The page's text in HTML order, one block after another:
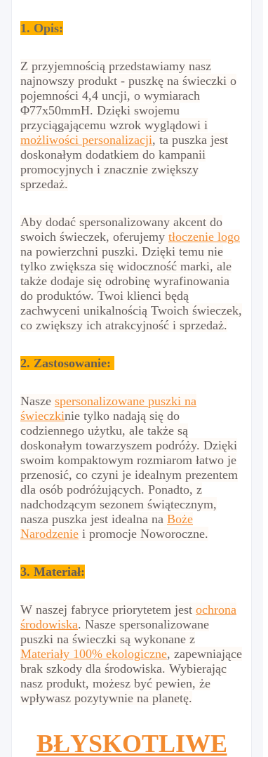
1. Opis:
Z przyjemnością przedstawiamy nasz
najnowszy produkt - puszkę na świeczki o
pojemności 4,4 uncji, o wymiarach
Φ77x50mmH. Dzięki swojemu
przyciągającemu wzrok wyglądowi i
możliwości personalizacji, ta puszka jest
doskonałym dodatkiem do kampanii
promocyjnych i znacznie zwiększy
sprzedaż.
Aby dodać spersonalizowany akcent do
swoich świeczek, oferujemy tłoczenie logo
na powierzchni puszki. Dzięki temu nie
tylko zwiększa się widoczność marki, ale
także dodaje się odrobinę wyrafinowania
do produktów. Twoi klienci będą
zachwyceni unikalnością Twoich świeczek,
co zwiększy ich atrakcyjność i sprzedaż.
2. Zastosowanie:
Nasze spersonalizowane puszki na
świeczkinie tylko nadają się do
codziennego użytku, ale także są
doskonałym towarzyszem podróży. Dzięki
swoim kompaktowym rozmiarom łatwo je
przenosić, co czyni je idealnym prezentem
dla osób podróżujących. Ponadto, z
nadchodzącym sezonem świątecznym,
nasza puszka jest idealna na Boże
Narodzenie i promocje Noworoczne.
3. Materiał:
W naszej fabryce priorytetem jest ochrona
środowiska. Nasze spersonalizowane
puszki na świeczki są wykonane z
Materiały 100% ekologiczne, zapewniające
brak szkody dla środowiska. Wybierając
nasz produkt, możesz być pewien, że
wpływasz pozytywnie na planetę.
BŁYSKOTLIWE